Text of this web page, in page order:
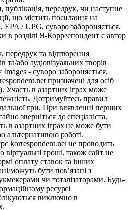
публікація, передрук, чи наступне
що містить посилання на
EPA / UPG, суворо забороняється.
в розділі Я-Корреспондент є автор
передрук та відтворення
та/або аудіовізуальних творів
- суворо забороняється.
призначені для осіб
Участь в азартних іграх може
Дотримуйтесь правил
гри. При виявленні перших
зверніться до спеціаліста.
в азартних іграх не може бути
альтернативою роботі.
korrespondent.net не проводить
віртуальні гроші, також сайт не
оплату ставок та інших
можуть бути пов’язані з
чи тоталізаторами. Будь-
ресурсі
виключно в